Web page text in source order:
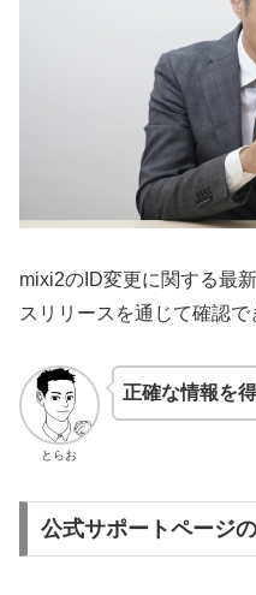
mixi2のID変更に関する最
スリリースを通じて確認で
とらお
正確な情報を
公式サポートページ